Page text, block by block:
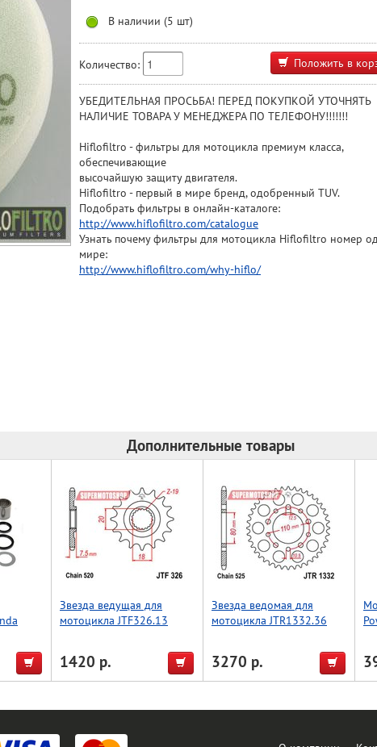
В наличии (5 шт)
Количество: Положить в
УБЕДИТЕЛЬНАЯ ПРОСЬБА! ПЕРЕД ПОКУПКОЙ УТОЧНЯТЬ
НАЛИЧИЕ ТОВАРА У МЕНЕДЖЕРА ПО ТЕЛЕФОНУ!!!!!!!
Hiflofiltro - фильтры для мотоцикла премиум класса,
обеспечивающие
высочайшую защиту двигателя.
Hiflofiltro - первый в мире бренд, одобренный TUV.
Подобрать фильтры в онлайн-каталоге:
http://www.hiflofiltro.com/catalogue
Узнать почему фильтры для мотоцикла Hiflofiltro номер
мире:
http://www.hiflofiltro.com/why-hiflo/
Дополнительные товары
Звезда ведущая для
мотоцикла JTF326.13
1420 р.
Звезда ведомая для
мотоцикла JTR1332.36
3270 р.